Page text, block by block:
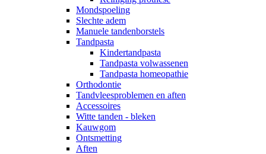
Mondspoeling
Slechte adem
Manuele tandenborstels
Tandpasta
Kindertandpasta
Tandpasta volwassenen
Tandpasta homeopathie
Orthodontie
Tandvleesproblemen en aften
Accessoires
Witte tanden - bleken
Kauwgom
Ontsmetting
Aften